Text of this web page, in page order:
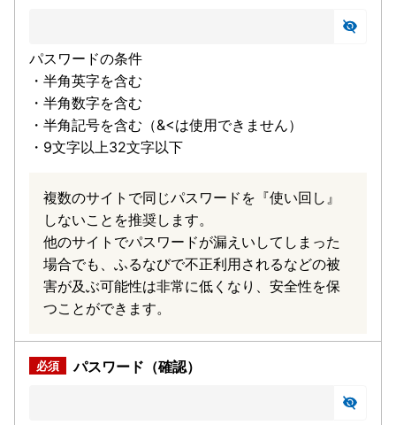
パスワードの条件
・半角英字を含む
・半角数字を含む
・半角記号を含む（&<は使用できません）
・9文字以上32文字以下
複数のサイトで同じパスワードを『使い回し』
しないことを推奨します。
他のサイトでパスワードが漏えいしてしまった
場合でも、ふるなびで不正利用されるなどの被
害が及ぶ可能性は非常に低くなり、安全性を保
つことができます。
パスワード（確認）